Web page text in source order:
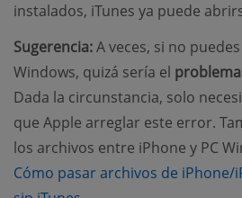
instalados, iTunes ya puede
Sugerencia:A veces, si no
Windows, quizá sería el
Dada la circunstancia, solo
que Apple arreglar este error.
los archivos entre iPhone y PC
Cómo pasar archivos de iPhone/